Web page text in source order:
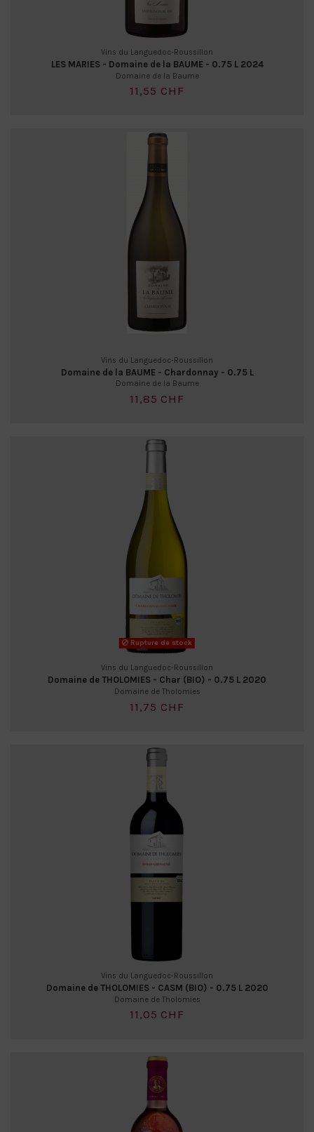
Vins du Languedoc-Roussillon
LES MARIES - Domaine de la BAUME - 0.75 L 2024
Domaine de la Baume
11,55 CHF
Vins du Languedoc-Roussillon
Domaine de la BAUME - Chardonnay - 0.75 L
Domaine de la Baume
11,85 CHF
Rupture de stock
Vins du Languedoc-Roussillon
Domaine de THOLOMIES - Char (BIO) - 0.75 L 2020
Domaine de Tholomies
11,75 CHF
Vins du Languedoc-Roussillon
Domaine de THOLOMIES - CASM (BIO) - 0.75 L 2020
Domaine de Tholomies
11,05 CHF